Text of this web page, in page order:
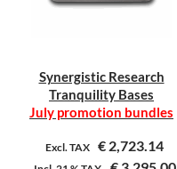
Synergistic Research
Tranquility Bases
July promotion bundles
Excl. TAX € 2,723.14